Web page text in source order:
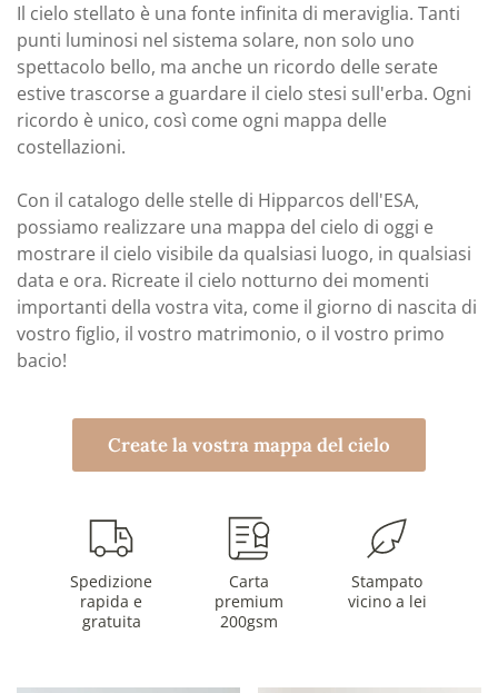
Il cielo stellato è una fonte infinita di meraviglia. Tanti
punti luminosi nel sistema solare, non solo uno
spettacolo bello, ma anche un ricordo delle serate
estive trascorse a guardare il cielo stesi sull'erba. Ogni
ricordo è unico, così come ogni mappa delle
costellazioni.
Con il catalogo delle stelle di Hipparcos dell'ESA,
possiamo realizzare una mappa del cielo di oggi e
mostrare il cielo visibile da qualsiasi luogo, in qualsiasi
data e ora. Ricreate il cielo notturno dei momenti
importanti della vostra vita, come il giorno di nascita di
vostro figlio, il vostro matrimonio, o il vostro primo
bacio!
Create la vostra mappa del cielo
Spedizione
rapida e
gratuita
Carta
premium
200gsm
Stampato
vicino a lei